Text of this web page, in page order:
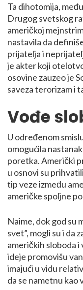
Ta dihotomija,
Drugog svetskog
američkoj
nastavila da
prijatelja i
je akter koji
osovine zauzeo je
saveza terorizam i
Vođe
U određenom
omogućila
poretka. Američki
u osnovi su
tip veze između
američke spoljne
Naime, dok god su
svet”, mogli su i da
američkih sloboda
ideje promovišu
imajući u vidu
da se nametnu kao